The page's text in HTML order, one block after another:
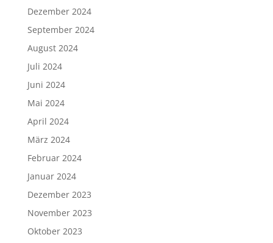
Dezember 2024
September 2024
August 2024
Juli 2024
Juni 2024
Mai 2024
April 2024
März 2024
Februar 2024
Januar 2024
Dezember 2023
November 2023
Oktober 2023